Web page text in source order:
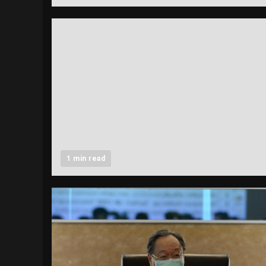
1 min read